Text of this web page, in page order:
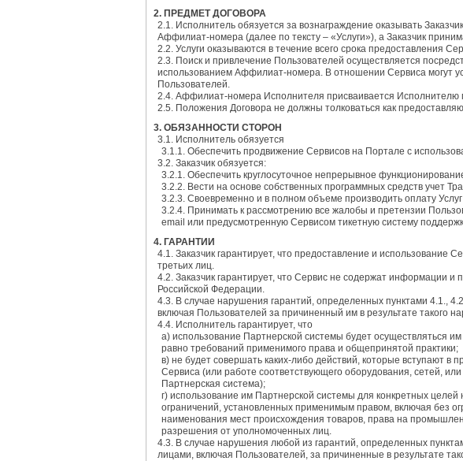
2. ПРЕДМЕТ ДОГОВОРА
2.1. Исполнитель обязуется за вознаграждение оказывать
Аффилиат-номера (далее по тексту – «Услуги»), а Заказчик
2.2. Услуги оказываются в течение всего срока предоставления
2.3. Поиск и привлечение Пользователей осуществляется
использованием Аффилиат-номера. В отношении Сервиса могут
Пользователей.
2.4. Аффилиат-номера Исполнителя присваивается Исполнителю
2.5. Положения Договора не должны толковаться как
3. ОБЯЗАННОСТИ СТОРОН
3.1. Исполнитель обязуется
3.1.1. Обеспечить продвижение Сервисов на Портале с
3.2. Заказчик обязуется:
3.2.1. Обеспечить круглосуточное непрерывное
3.2.2. Вести на основе собственных программных средств учет
3.2.3. Своевременно и в полном объеме производить оплату
3.2.4. Принимать к рассмотрению все жалобы и претензии
email или предусмотренную Сервисом тикетную систему
4. ГАРАНТИИ
4.1. Заказчик гарантирует, что предоставление и
третьих лиц.
4.2. Заказчик гарантирует, что Сервис не содержат информации
Российской Федерации.
4.3. В случае нарушения гарантий, определенных пунктами 4.1.,
включая Пользователей за причиненный им в результате такого
4.4. Исполнитель гарантирует, что
a) использование Партнерской системы будет осуществляться
равно требований применимого права и общепринятой практики;
в) не будет совершать каких-либо действий, которые вступают
Сервиса (или работе соответствующего оборудования, сетей,
Партнерская система);
г) использование им Партнерской системы для конкретных
ограничений, установленных применимым правом, включая без
наименования мест происхождения товаров, права на
разрешения от уполномоченных лиц.
4.3. В случае нарушения любой из гарантий, определенных
лицами, включая Пользователей, за причиненные в результате